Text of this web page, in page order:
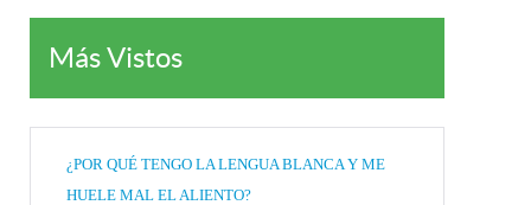
Más Vistos
¿POR QUÉ TENGO LA LENGUA BLANCA Y ME
HUELE MAL EL ALIENTO?